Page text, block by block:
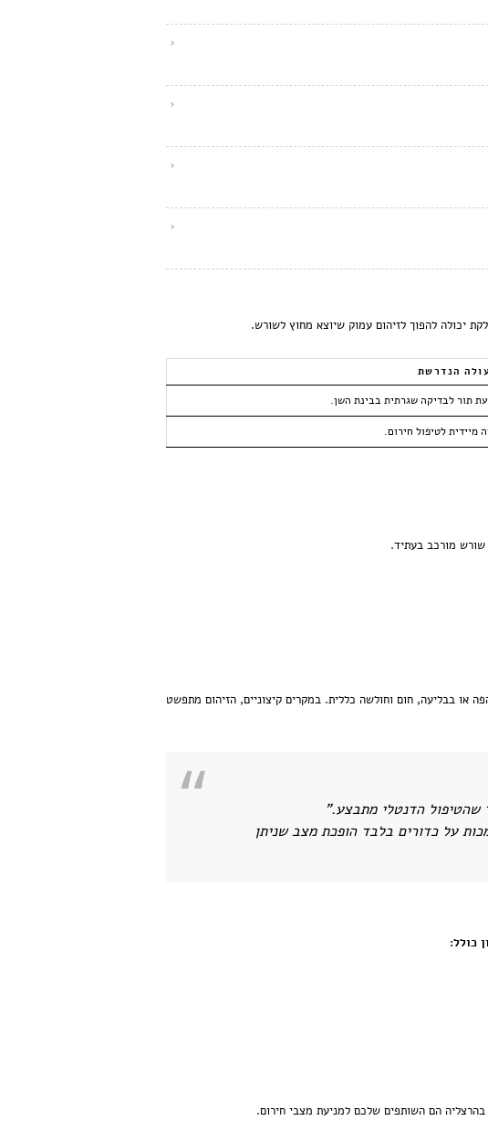
יכולה להפוך לזיהום עמוק שיוצא מחוץ לשורש.
הנדרשת
תור לבדיקה שגרתית בבינת השן.
מיידית לטיפול חירום.
שורש מורכב בעתיד.
או בבליעה, חום וחולשה כללית. במקרים קיצוניים, הזיהום מתפשט
שהטיפול הדנטלי מתבצע."
על כדורים בלבד הופכת מצב שניתן
כולל:
בהרצליה הם השותפים שלכם למניעת מצבי חירום.